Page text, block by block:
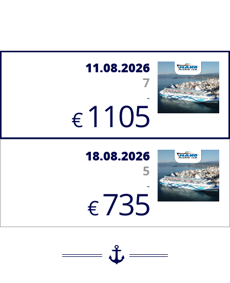
11.08.2026
7
-
€ 1105
18.08.2026
5
-
€735